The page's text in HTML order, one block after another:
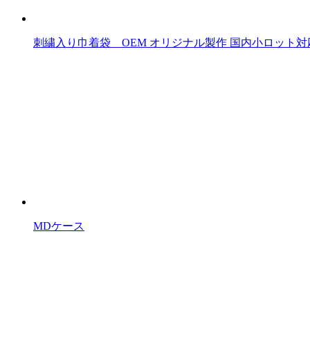
刺繍入り巾着袋 OEM オリジナル製作 国内小ロット対
MDケース